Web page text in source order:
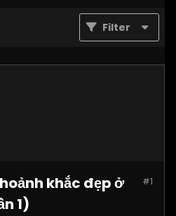
Filter
#1
khắc đẹp ở
1)